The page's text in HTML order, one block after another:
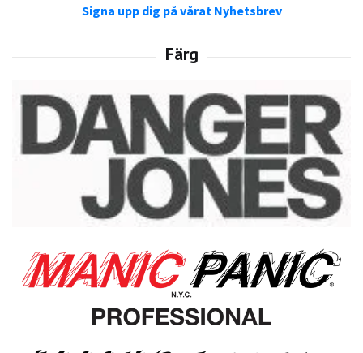
Signa upp dig på vårat Nyhetsbrev